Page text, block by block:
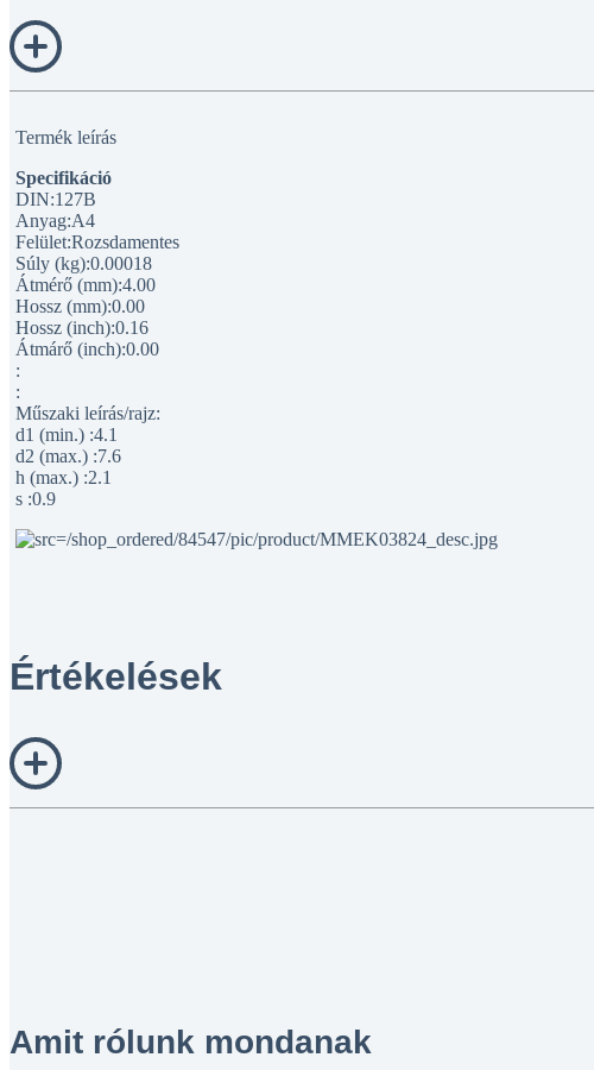
Termék leírás
Specifikáció
DIN:127B
Anyag:A4
Felület:Rozsdamentes
Súly (kg):0.00018
Átmérő (mm):4.00
Hossz (mm):0.00
Hossz (inch):0.16
Átmárő (inch):0.00
:
:
Műszaki leírás/rajz:
d1 (min.) :4.1
d2 (max.) :7.6
h (max.) :2.1
s :0.9
Értékelések
Amit rólunk mondanak